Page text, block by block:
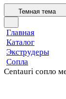
Темная тема
Главная
Каталог
Экструдеры
Сопла
Centauri сопло